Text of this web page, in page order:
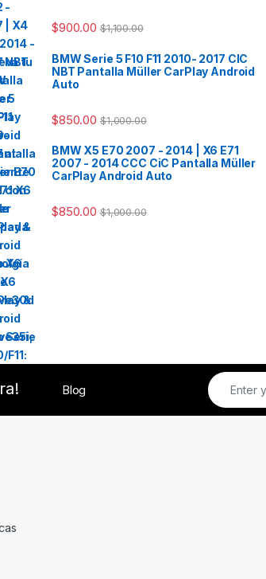
$900.00 $1,100.00
BMW Serie 5 F10 F11 2010- 2017 CIC
NBT Pantalla Müller CarPlay Android
Auto
$850.00 $1,000.00
BMW X5 E70 2007 - 2014 | X6 E71
2007 - 2014 CCC CiC Pantalla Müller
CarPlay Android Auto
$850.00 $1,000.00
Blog